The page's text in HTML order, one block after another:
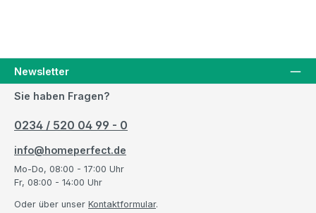
Newsletter
Sie haben Fragen?
0234 / 520 04 99 - 0
info@homeperfect.de
Mo-Do, 08:00 - 17:00 Uhr
Fr, 08:00 - 14:00 Uhr
Oder über unser Kontaktformular.